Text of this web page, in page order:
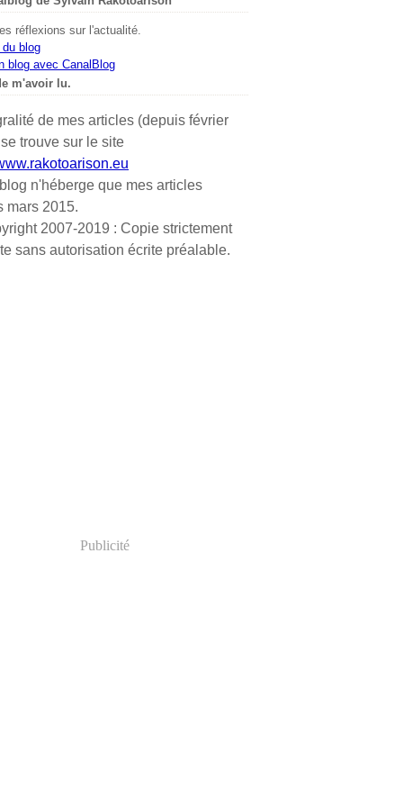
réflexions sur l'actualité.
blog
blog avec CanalBlog
m'avoir lu.
de mes articles (depuis février
trouve sur le site
n'héberge que mes articles
mars 2015.
2007-2019 : Copie strictement
sans autorisation écrite préalable.
Publicité